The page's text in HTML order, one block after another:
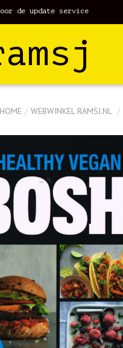
de update service
HOME / WEBWINKEL RAMSJ.NL /